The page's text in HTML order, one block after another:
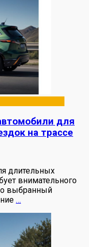
для
на трассе
длительных
внимательного
выбранный
…